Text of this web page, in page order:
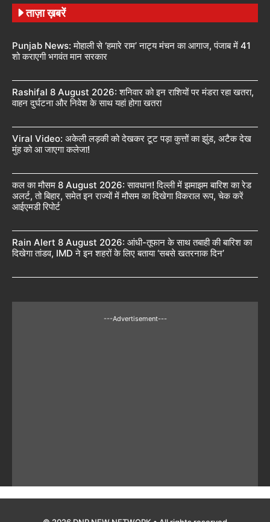
ताज़ा ख़बरें
Punjab News: मोहाली से ‘हमारे राम’ नाट्य मंचन का आगाज, पंजाब में 41
शो कराएगी भगवंत मान सरकार
Rashifal 8 August 2026: शनिवार को इन राशियों पर मंडरा रहा खतरा,
वाहन दुर्घटना और निवेश के साथ यहां होगा खतरा
Viral Video: अकेली लड़की को देखकर टूट पड़ा कुत्तों का झुंड, अटैक देख
मुंह को आ जाएगा कलेजा!
कल का मौसम 8 August 2026: सावधान! दिल्ली में झमाझम बारिश का रेड
अलर्ट, तो बिहार, समेत इन राज्यों में मौसम का दिखेगा विकराल रूप, चेक करें
आईएमडी रिपोर्ट
Rain Alert 8 August 2026: आंधी-तूफान के साथ तबाही की बारिश का
दिखेगा तांडव, IMD ने इन शहरों के लिए बताया ‘सबसे खतरनाक दिन’
---Advertisement---